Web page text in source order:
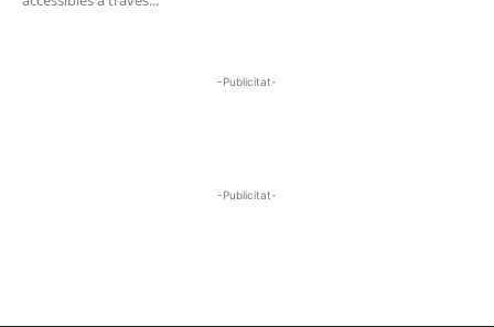
-Publicitat-
-Publicitat-